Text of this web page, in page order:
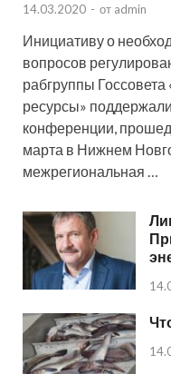
14.03.2020 - от admin
Инициативу о
вопросов
рабгруппы
ресурсы»
конференции,
марта в Нижнем
межрегиональная …